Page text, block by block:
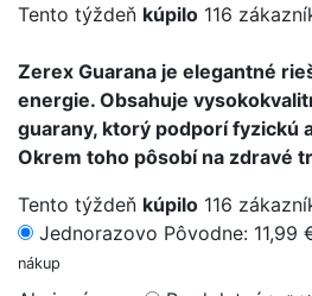
Tento týždeň kúpilo 116
Zerex Guarana je elegantné
energie. Obsahuje
guarany, ktorý podporí fyzickú
Okrem toho pôsobí na zdravé
Tento týždeň kúpilo 116
Jednorazovo Pôvodne: 11,99
nákup